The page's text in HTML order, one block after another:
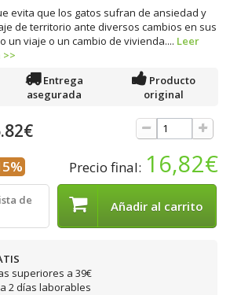
evita que los gatos sufran de ansiedad y
de territorio ante diversos cambios en sus
un viaje o un cambio de vivienda.... Leer
Entrega
asegurada
Producto
original
Precio final: 16,82€
de
Añadir al carrito
superiores a 39€
2 días laborables